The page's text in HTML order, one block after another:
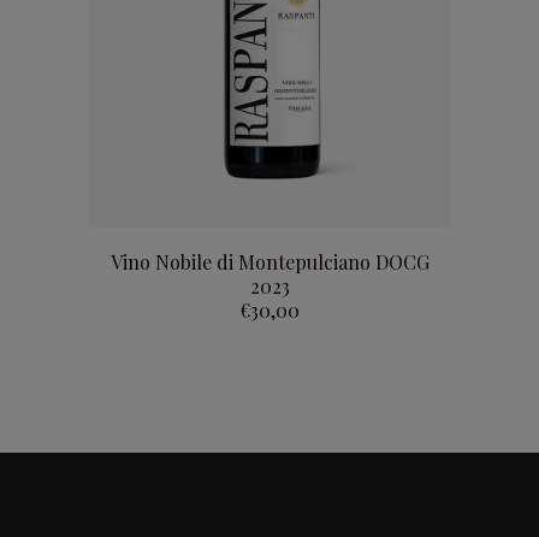
Vino Nobile di Montepulciano DOCG
2023
€30,00